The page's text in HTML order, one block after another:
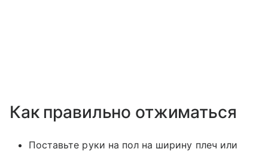
Как правильно отжиматься
Поставьте руки на пол на ширину плеч или